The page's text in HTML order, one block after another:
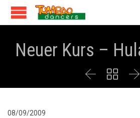
Neuer Kurs –
  
08/09/2009